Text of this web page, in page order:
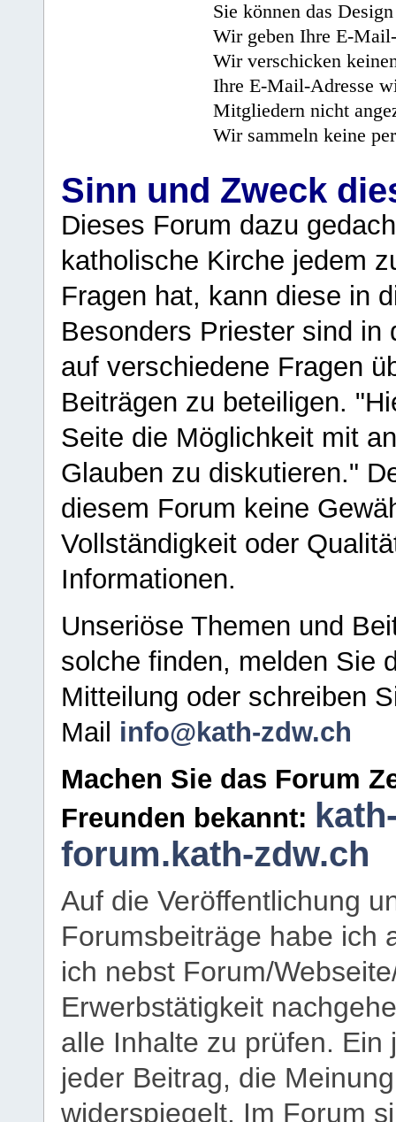
Sie können das
Wir geben Ihre E-
Wir verschicken
Ihre E-Mail-Adresse
Mitgliedern nicht
Wir sammeln keine
Sinn und Zweck
Dieses Forum dazu
katholische Kirche jedem
Fragen hat, kann diese in
Besonders Priester sind in
auf verschiedene Fragen
Beiträgen zu beteiligen.
Seite die Möglichkeit mit
Glauben zu diskutieren."
diesem Forum keine
Vollständigkeit oder
Informationen.
Unseriöse Themen und
solche finden, melden Sie
Mitteilung oder schreiben
Mail info@kath-zdw.ch
Machen Sie das Forum
Freunden bekannt:
forum.kath-zdw.ch
Auf die Veröffentlichung
Forumsbeiträge habe ich
ich nebst Forum/
Erwerbstätigkeit
alle Inhalte zu prüfen.
jeder Beitrag, die
widerspiegelt. Im Forum